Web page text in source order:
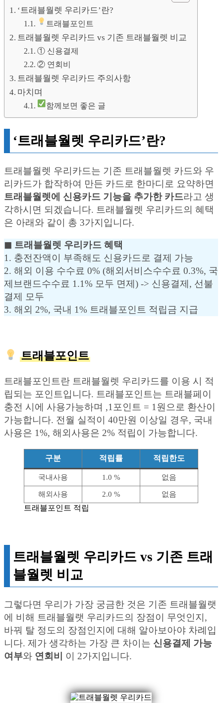
‘트래블월렛 우리카드’란?
트래블포인트
트래블월렛 우리카드 vs 기존 트래블월렛 비교
① 신용결제
② 연회비
트래블월렛 우리카드 주의사항
마치며
함께보면 좋은 글
‘트래블월렛 우리카드’란?
트래블월렛 우리카드는 기존 트래블월렛 카드와 우
리카드가 합작하여 만든 카드로 한마디로 요약하면
트래블월렛에 신용카드 기능을 추가한 카드라고 생
각하시면 되겠습니다. 트래블월렛 우리카드의 혜택
은 아래와 같이 총 3가지입니다.
◼︎ 트래블월렛 우리카드 혜택
1. 충전잔액이 부족해도 신용카드로 결제 가능
2. 해외 이용 수수료 0% (해외서비스수수료 0.3%, 국
제브랜드수수료 1.1% 모두 면제) -> 신용결제, 선불
결제 모두
3. 해외 2%, 국내 1% 트래블포인트 적립금 지급
트래블포인트
트래블포인트란 트래블월렛 우리카드를 이용 시 적
립되는 포인트입니다. 트래블포인트는 트래블페이
충전 시에 사용가능하며 ,1포인트 = 1원으로 환산이
가능합니다. 전월 실적이 40만원 이상일 경우, 국내
사용은 1%, 해외사용은 2% 적립이 가능합니다.
구분 적립률 적립한도
국내사용 1.0 % 없음
해외사용 2.0 % 없음
트래블포인트 적립
트래블월렛 우리카드 vs 기존 트래
블월렛 비교
그렇다면 우리가 가장 궁금한 것은 기존 트래블월랫
에 비해 트래블월랫 우리카드의 장점이 무엇인지,
바꿔 탈 정도의 장점인지에 대해 알아보아야 차례입
니다. 제가 생각하는 가장 큰 차이는 신용결제 가능
여부와 연회비 이 2가지입니다.